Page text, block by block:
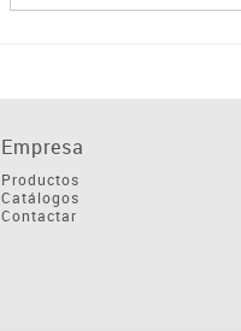
Empresa
Productos
Catálogos
Contactar